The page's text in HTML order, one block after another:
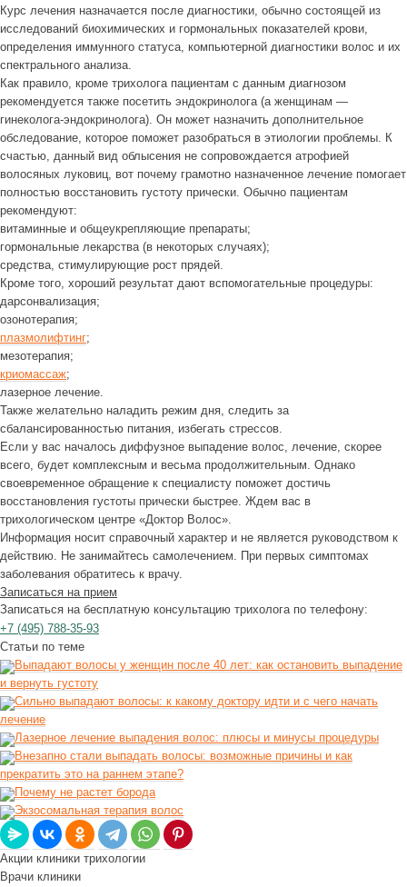
Курс лечения назначается после диагностики, обычно состоящей из
исследований биохимических и гормональных показателей крови,
определения иммунного статуса, компьютерной диагностики волос и их
спектрального анализа.
Как правило, кроме трихолога пациентам с данным диагнозом
рекомендуется также посетить эндокринолога (а женщинам —
гинеколога-эндокринолога). Он может назначить дополнительное
обследование, которое поможет разобраться в этиологии проблемы. К
счастью, данный вид облысения не сопровождается атрофией
волосяных луковиц, вот почему грамотно назначенное лечение помогает
полностью восстановить густоту прически. Обычно пациентам
рекомендуют:
витаминные и общеукрепляющие препараты;
гормональные лекарства (в некоторых случаях);
средства, стимулирующие рост прядей.
Кроме того, хороший результат дают вспомогательные процедуры:
дарсонвализация;
озонотерапия;
плазмолифтинг;
мезотерапия;
криомассаж;
лазерное лечение.
Также желательно наладить режим дня, следить за
сбалансированностью питания, избегать стрессов.
Если у вас началось диффузное выпадение волос, лечение, скорее
всего, будет комплексным и весьма продолжительным. Однако
своевременное обращение к специалисту поможет достичь
восстановления густоты прически быстрее. Ждем вас в
трихологическом центре «Доктор Волос».
Информация носит справочный характер и не является руководством к
действию. Не занимайтесь самолечением. При первых симптомах
заболевания обратитесь к врачу.
Записаться на прием
Записаться на бесплатную консультацию трихолога по телефону:
+7 (495) 788-35-93
Статьи по теме
Выпадают волосы у женщин после 40 лет: как остановить выпадение
и вернуть густоту
Сильно выпадают волосы: к какому доктору идти и с чего начать
лечение
Лазерное лечение выпадения волос: плюсы и минусы процедуры
Внезапно стали выпадать волосы: возможные причины и как
прекратить это на раннем этапе?
Почему не растет борода
Экзосомальная терапия волос
Акции клиники трихологии
Врачи клиники